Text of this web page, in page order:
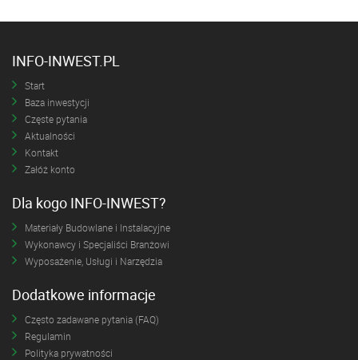
INFO-INWEST.PL
Start
Baza inwestycji
Częste pytania
Aktualności
Kontakt
Załóż konto
Dla kogo INFO-INWEST?
Materiały Budowlane i Instalacyjne
Wykonawcy i Specjaliści Branżowi
Wyposażenie, Usługi i Narzędzia
Dodatkowe informacje
Często zadawane pytania (FAQ)
Regulamin
Polityka prywatności